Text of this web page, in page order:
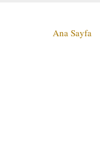
Ana Sayfa